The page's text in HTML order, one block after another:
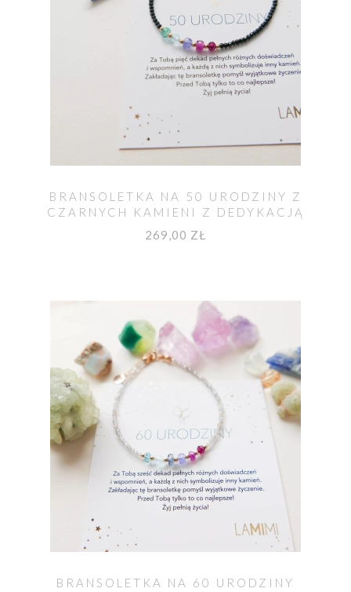
BRANSOLETKA NA 50 URODZINY Z
CZARNYCH KAMIENI Z DEDYKACJĄ
269,00 ZŁ
BRANSOLETKA NA 60 URODZINY